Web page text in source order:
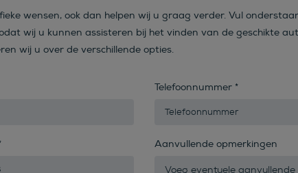
wensen, ook dan helpen wij u graag verder. Vul
wij u kunnen assisteren bij het vinden van de geschikte
wij u over de verschillende opties.
Telefoonnummer *
Aanvullende opmerkingen